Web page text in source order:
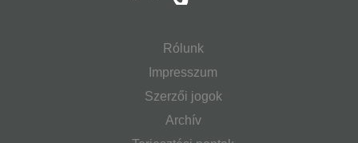
Rólunk
Impresszum
Szerzői jogok
Archív